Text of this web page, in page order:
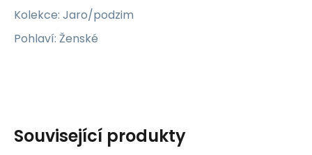
Kolekce: Jaro/podzim
Pohlaví: Ženské
Související produkty